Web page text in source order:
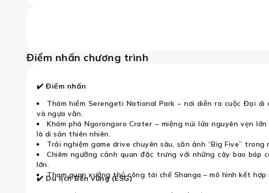
Điểm nhấn chương trình
✔️ Điểm nhấn
Thám hiểm Serengeti National Park – nơi diễn ra cuộc Đại
và ngựa vằn.
Khám phá Ngorongoro Crater – miệng núi lửa nguyên vẹn
là di sản thiên nhiên.
Trải nghiệm game drive chuyên sâu, săn ảnh “Big Five”
Chiêm ngưỡng cảnh quan đặc trưng với những cây bao
lớn.
Tham quan xưởng thủ công tái chế Shanga – mô hình kết
✔️ Du lịch Bền vững (ESG)